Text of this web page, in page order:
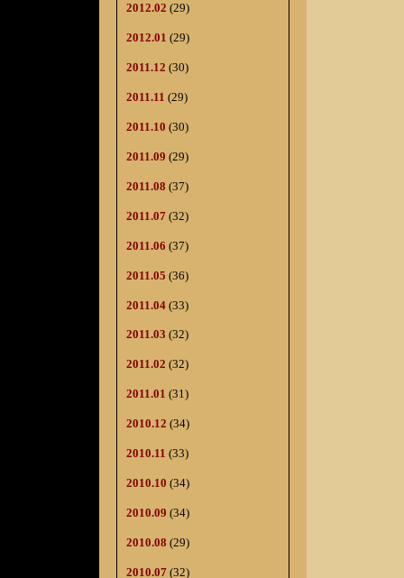
2012.02 (29)
2012.01 (29)
2011.12 (30)
2011.11 (29)
2011.10 (30)
2011.09 (29)
2011.08 (37)
2011.07 (32)
2011.06 (37)
2011.05 (36)
2011.04 (33)
2011.03 (32)
2011.02 (32)
2011.01 (31)
2010.12 (34)
2010.11 (33)
2010.10 (34)
2010.09 (34)
2010.08 (29)
2010.07 (32)